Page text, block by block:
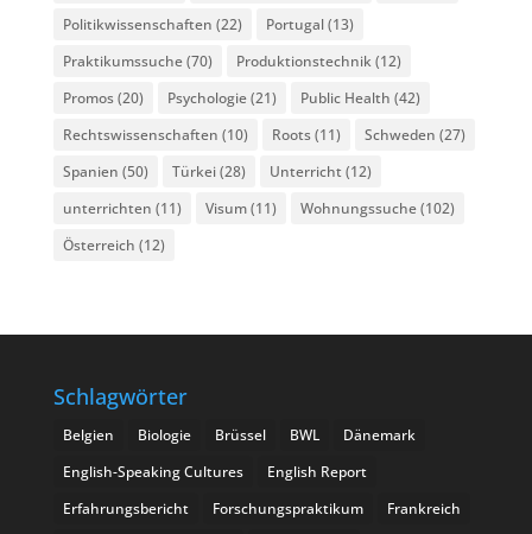
Politikwissenschaften (22) Portugal(13)
Praktikumssuche(70) Produktionstechnik (12)
Promos(20) Psychologie(21) Public Health (42)
Rechtswissenschaften (10) Roots(11) Schweden (27)
Spanien (50) Türkei(28) Unterricht (12)
unterrichten (11) Visum(11) Wohnungssuche(102)
Österreich (12)
Schlagwörter
Belgien Biologie Brüssel BWL
Dänemark
English-Speaking Cultures
English Report
Erfahrungsbericht
Forschungspraktikum
Frankreich